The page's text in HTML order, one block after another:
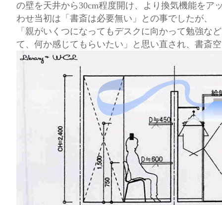
の壁を天井から30cm程度開け、より換気機能をア
わせ当初は「書斎は必要無い」との事でしたが、
「親がいくつになってもデスクに向かって勉強な
て、何か感じてもらいたい」と思い直され、書斎